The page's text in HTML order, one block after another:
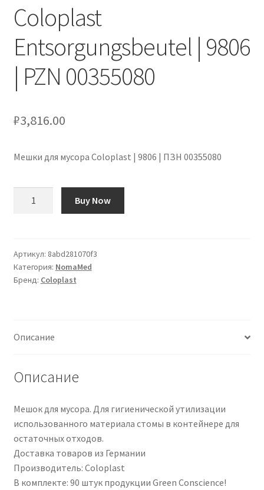
Скидки
Сотрудничество
Coloplast
Entsorgungsbeutel | 9806
| PZN 00355080
₽3,816.00
Мешки для мусора Coloplast | 9806 | ПЗН 00355080
|
9806
|
Buy Now
Артикул: 8abd281070f3
Категория: NomaMed
Бренд: Coloplast
Описание
Описание
Мешок для мусора. Для гигиенической утилизации
использованного материала стомы в контейнере для
остаточных отходов.
Доставка товаров из Германии
Производитель: Coloplast
В комплекте: 90 штук продукции Green Conscience!